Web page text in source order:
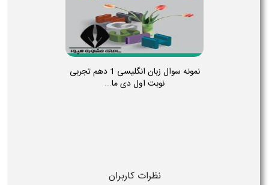
نمونه سوال زبان انگلیسی 1 دهم تجربی
نوبت اول دی ما...
نظرات کاربران